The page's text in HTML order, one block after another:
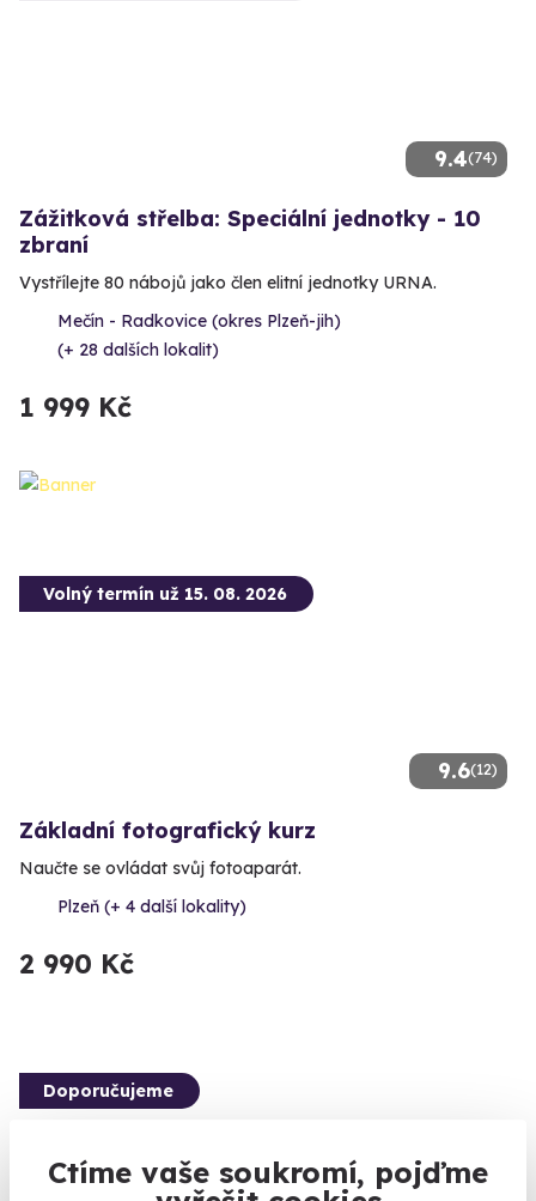
Ctíme vaše soukromí, pojďme
9.4(74)
Zážitková střelba: Speciální jednotky - 10
zbraní
Vystřílejte 80 nábojů jako člen elitní jednotky URNA.
Mečín - Radkovice (okres Plzeň-jih)
(+ 28 dalších lokalit)
1 999 Kč
9.6(12)
Volný termín už 15. 08. 2026
Základní fotografický kurz
Naučte se ovládat svůj fotoaparát.
Plzeň (+ 4 další lokality)
2 990 Kč
Doporučujeme